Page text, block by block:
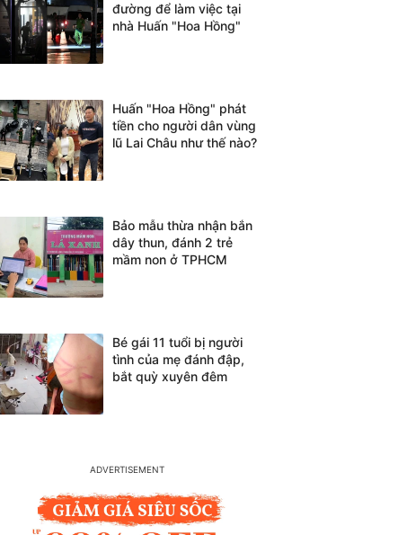
đường để làm việc tại
nhà Huấn "Hoa Hồng"
Huấn "Hoa Hồng" phát
tiền cho người dân vùng
lũ Lai Châu như thế nào?
Bảo mẫu thừa nhận bắn
dây thun, đánh 2 trẻ
mầm non ở TPHCM
Bé gái 11 tuổi bị người
tình của mẹ đánh đập,
bắt quỳ xuyên đêm